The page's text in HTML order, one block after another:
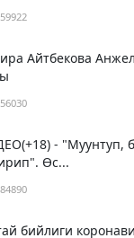
Айтбекова
- "Муунтуп,
Өс...
бийлиги